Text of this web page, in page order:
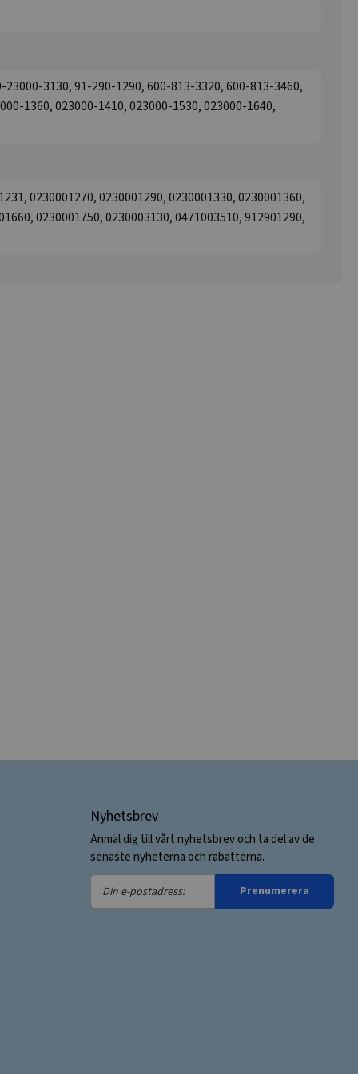
3130, 91-290-1290, 600-813-3320, 600-813-3460,
1360, 023000-1410, 023000-1530, 023000-1640,
0230001270, 0230001290, 0230001330, 0230001360,
0230001750, 0230003130, 0471003510, 912901290,
Nyhetsbrev
Anmäl dig till vårt nyhetsbrev och ta del av de
senaste nyheterna och rabatterna.
Din
e-
Prenumerera